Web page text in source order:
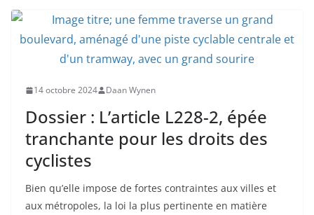
14 octobre 2024 Daan Wynen
Dossier : L’article L228-2, épée
tranchante pour les droits des
cyclistes
Bien qu’elle impose de fortes contraintes aux villes et
aux métropoles, la loi la plus pertinente en matière